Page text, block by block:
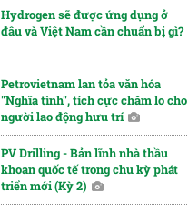
Hydrogen sẽ được ứng dụng ở
đâu và Việt Nam cần chuẩn bị gì?
Petrovietnam lan tỏa văn hóa
"Nghĩa tình", tích cực chăm lo cho
người lao động hưu trí
PV Drilling - Bản lĩnh nhà thầu
khoan quốc tế trong chu kỳ phát
triển mới (Kỳ 2)